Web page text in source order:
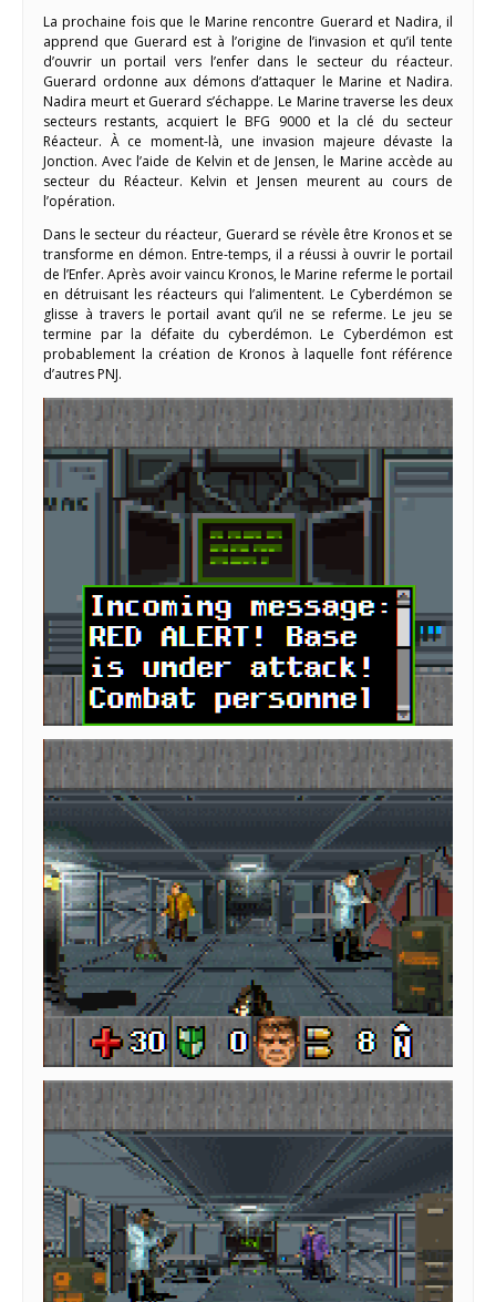
La prochaine fois que le Marine rencontre Guerard et Nadira, il
apprend que Guerard est à l’origine de l’invasion et qu’il tente
d’ouvrir un portail vers l’enfer dans le secteur du réacteur.
Guerard ordonne aux démons d’attaquer le Marine et Nadira.
Nadira meurt et Guerard s’échappe. Le Marine traverse les deux
secteurs restants, acquiert le BFG 9000 et la clé du secteur
Réacteur. À ce moment-là, une invasion majeure dévaste la
Jonction. Avec l’aide de Kelvin et de Jensen, le Marine accède au
secteur du Réacteur. Kelvin et Jensen meurent au cours de
l’opération.
Dans le secteur du réacteur, Guerard se révèle être Kronos et se
transforme en démon. Entre-temps, il a réussi à ouvrir le portail
de l’Enfer. Après avoir vaincu Kronos, le Marine referme le portail
en détruisant les réacteurs qui l’alimentent. Le Cyberdémon se
glisse à travers le portail avant qu’il ne se referme. Le jeu se
termine par la défaite du cyberdémon. Le Cyberdémon est
probablement la création de Kronos à laquelle font référence
d’autres PNJ.